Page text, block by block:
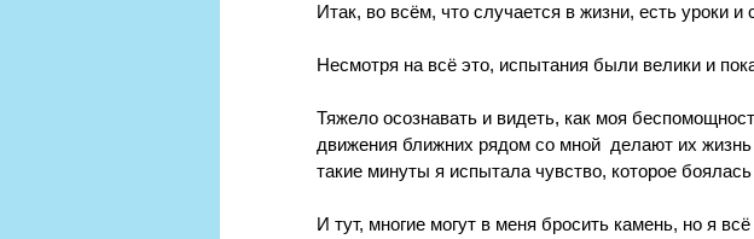
Итак, во всём, что случается в жизни, есть уроки
Несмотря на всё это, испытания были велики и
Тяжело осознавать и видеть, как моя
движения ближних рядом со мной  делают их
такие минуты я испытала чувство, которое
И тут, многие могут в меня бросить камень, но я